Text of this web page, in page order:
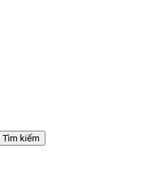
Tìm kiếm